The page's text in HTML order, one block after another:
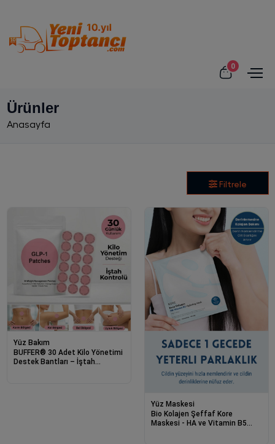
0
Ürünler
Anasayfa
Filtrele
Yüz Bakım
BUFFER® 30 Adet Kilo Yönetimi
Destek Bantları – İştah
Yüz Maskesi
Bio Kolajen Şeffaf Kore
Maskesi - HA ve Vitamin B5